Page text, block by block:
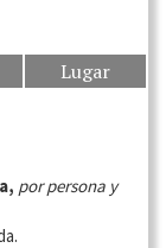
Lugar
por persona y